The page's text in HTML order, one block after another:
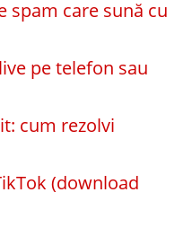
spam care sună cu
pe telefon sau
cum rezolvi
(download